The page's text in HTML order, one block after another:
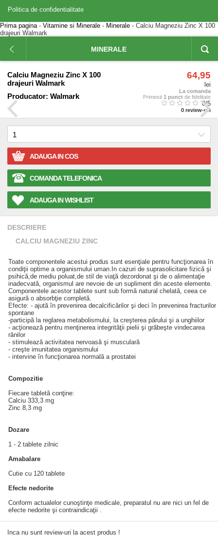
Politica de confidentialitate
Prima pagina- Vitamine si Minerale - Minerale - Calciu Magneziu Zinc X 100
drajeuri Walmark
MINERALE
Calciu Magneziu Zinc X 100
drajeuri Walmark
Producator: Walmark
64,95
lei
La comanda
Primesti 1 punct de fidelitate
0/5
0 review-uri
ADAUGA IN COS
COMANDA TELEFONICA
ADAUGA IN WISHLIST
DESCRIERE
CALCIU MAGNEZIU ZINC
Toate componentele acestui produs sunt esenţiale pentru funcţionarea în
condiţii optime a organismului uman.In cazuri de suprasolicitare fizică şi
psihică,de mediu poluat,de stil de viaţă dezordonat şi de o alimentaţie
inadecvată, organismul are nevoie de un supliment din aceste elemente.
Componentele acestor tablete sunt sub formă natural chelată, ceea ce
asigură o absorbţie completă.
Efecte: - ajută în prevenirea decalcificărilor şi deci în prevenirea fracturilor
spontane
-participă la reglarea metabolismului, la creşterea părului şi a unghiilor
- acţionează pentru menţinerea integrităţii pielii şi grăbeşte vindecarea
rănilor
- stimulează activitatea nervoasă şi musculară
- creşte imunitatea organismului
- intervine în funcţionarea normală a prostatei
Compozitie
Fiecare tabletă conţine:
Calciu 333,3 mg
Zinc 8,3 mg
Dozare
1 - 2 tablete zilnic
Amabalare
Cutie cu 120 tablete
Efecte nedorite
Conform actualelor cunoştinţe medicale, preparatul nu are nici un fel de
efecte nedorite şi contraindicaţii .
Inca nu sunt review-uri la acest produs !